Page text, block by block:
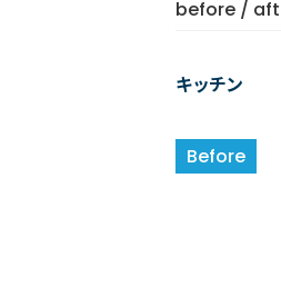
before /
キッチン